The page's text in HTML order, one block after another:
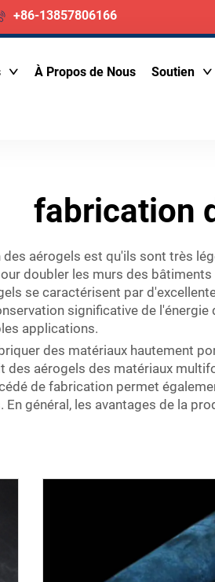
+86-13857806166
À Propos de Nous Soutien
fabrication
aérogels est qu'ils sont très
doubler les murs des
se caractérisent par
significative de
applications.
des matériaux hautement
aérogels des matériaux
de fabrication permet
général, les avantages de la